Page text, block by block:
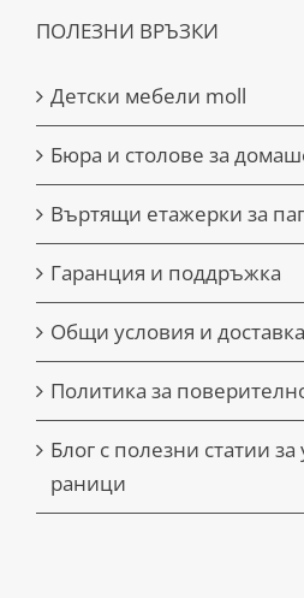
ПОЛЕЗНИ ВРЪЗКИ
Детски мебели moll
Бюра и столове за
Въртящи етажерки за
Гаранция и поддръжка
Общи условия и доставка
Политика за
Блог с полезни статии
раници